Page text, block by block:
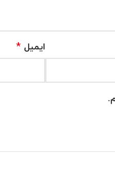
ایمیل *